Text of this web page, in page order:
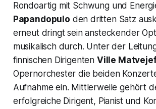
Rondoartig mit Schwung und
Papandopulo den dritten Satz
erneut dringt sein ansteckender
musikalisch durch. Unter der
finnischen Dirigenten Ville
Opernorchester die beiden
Aufnahme ein. Mittlerweile gehört
erfolgreiche Dirigent, Pianist und